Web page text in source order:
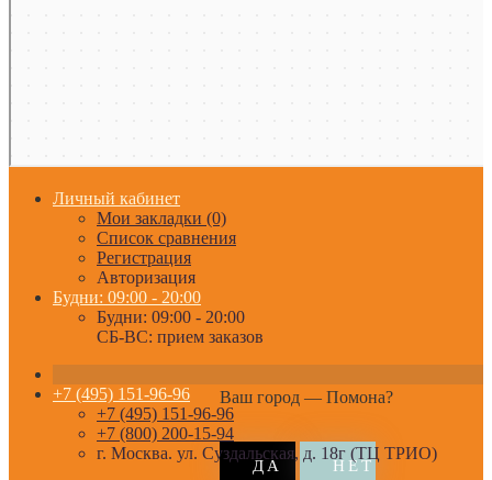
Личный кабинет
Мои закладки (0)
Список сравнения
Регистрация
Авторизация
Будни: 09:00 - 20:00
Будни: 09:00 - 20:00
СБ-ВС: прием заказов
Ваш город — Помона?
+7 (495) 151-96-96
+7 (495) 151-96-96
+7 (800) 200-15-94
г. Москва. ул. Суздальская, д. 18г (ТЦ ТРИО)